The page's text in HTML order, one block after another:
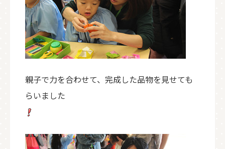
親子で力を合わせて、完成した品物を見せても
らいました